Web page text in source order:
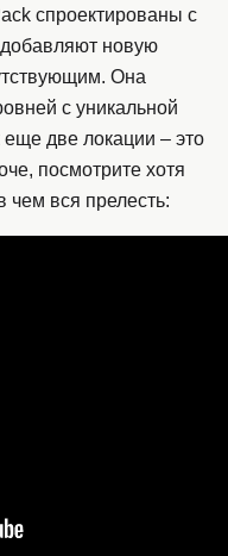
спроектированы с
новую
Она
с уникальной
еще две локации – это
посмотрите хотя
чем вся прелесть: